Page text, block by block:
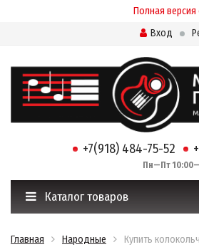
Полная версия
Вход
+7(918) 484-75-52
Пн—Пт
Каталог товаров
Главная Народные Купить